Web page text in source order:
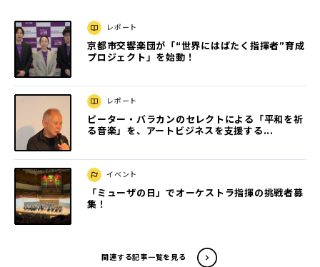
レポート
京都市交響楽団が「“世界にはばたく指揮者”育成
プロジェクト」を始動！
レポート
ピーター・バラカンのセレクトによる「平和を祈
る音楽」を、アートビジネスを支援する...
イベント
「ミューザの日」でオーケストラ指揮の挑戦者募
集！
関連する記事一覧を見る